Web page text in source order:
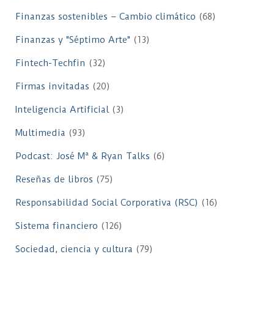
Finanzas sostenibles – Cambio climático (68)
Finanzas y "Séptimo Arte" (13)
Fintech-Techfin (32)
Firmas invitadas (20)
Inteligencia Artificial(3)
Multimedia (93)
Podcast: José Mª & Ryan Talks (6)
Reseñas de libros (75)
Responsabilidad Social Corporativa (RSC) (16)
Sistema financiero (126)
Sociedad, ciencia y cultura (79)